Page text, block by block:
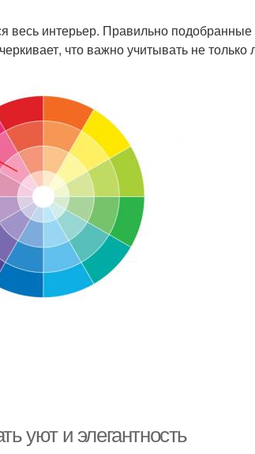
весь интерьер. Правильно подобранные
что важно учитывать не только
уют и элегантность